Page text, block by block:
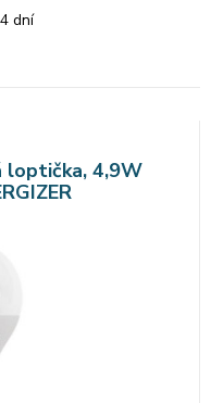
dní
loptička, 4,9W